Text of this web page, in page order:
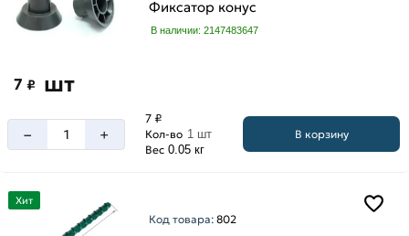
Фиксатор конус
В наличии: 2147483647
7 ₽ шт
– +
7 ₽
Кол-во 1 шт
Вес 0.05 кг
В корзину
Хит
Код товара:802